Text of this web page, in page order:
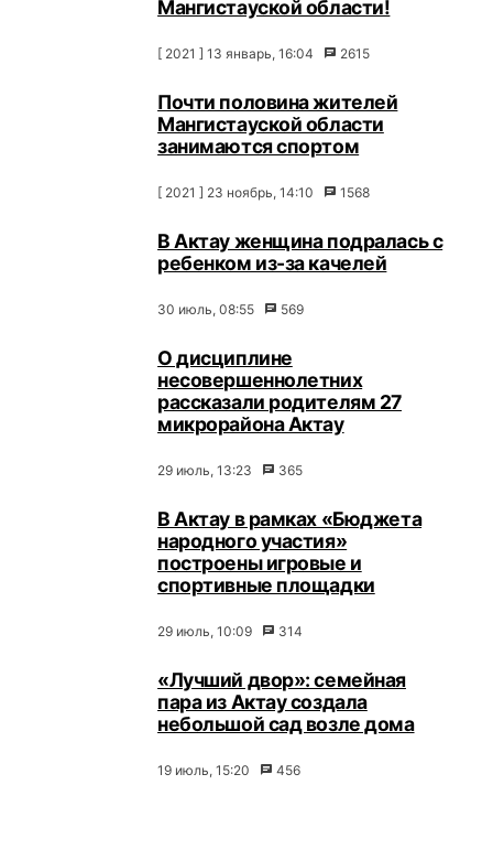
Мангистауской области!
[ 2021 ] 13 январь, 16:04 2615
Почти половина жителей
Мангистауской области
занимаются спортом
[ 2021 ] 23 ноябрь, 14:10 1568
В Актау женщина подралась с
ребенком из-за качелей
30 июль, 08:55 569
О дисциплине
несовершеннолетних
рассказали родителям 27
микрорайона Актау
29 июль, 13:23 365
В Актау в рамках «Бюджета
народного участия»
построены игровые и
спортивные площадки
29 июль, 10:09 314
«Лучший двор»: семейная
пара из Актау создала
небольшой сад возле дома
19 июль, 15:20 456